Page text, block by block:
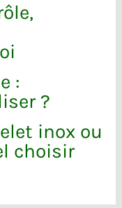
:
?
inox ou
choisir